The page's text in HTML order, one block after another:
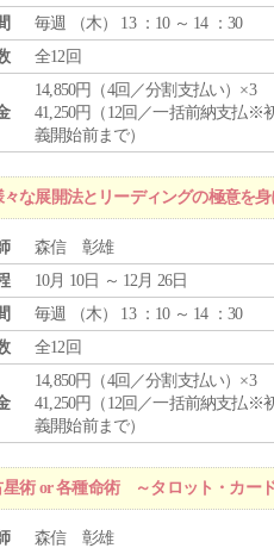
毎週 （木） 13 ：10 ～ 14 ：30
全12回
14,850円（4回／分割支払い）×3
41,250円（12回／一括前納支払※
義開始前まで）
な展開法とリーディングの極意を身
森信 彰雄
10月 10日 ～ 12月 26日
毎週 （木） 13 ：10 ～ 14 ：30
全12回
14,850円（4回／分割支払い）×3
41,250円（12回／一括前納支払※
義開始前まで）
術 or 各種命術 ～タロット・カー
森信 彰雄